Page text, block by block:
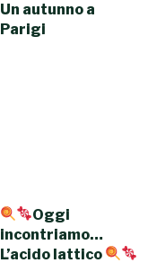
Un autunno a
Parigi
Oggi
incontriamo…
L’acido lattico